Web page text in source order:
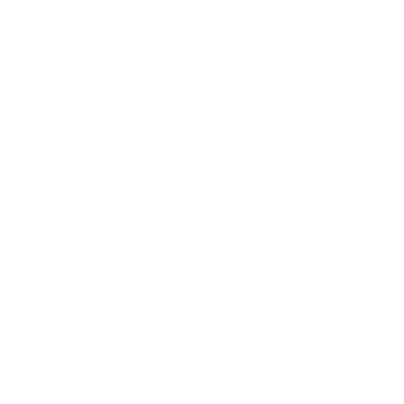
です。
ず変更すること